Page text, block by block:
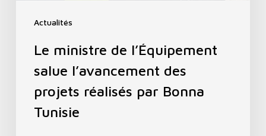
Actualités
Le ministre de l’Équipement
salue l’avancement des
projets réalisés par Bonna
Tunisie